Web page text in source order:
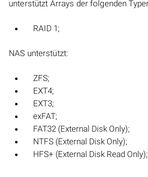
unterstützt Arrays der folgenden
RAID 1;
NAS unterstützt:
ZFS;
EXT4;
EXT3;
exFAT;
FAT32 (External Disk Only);
NTFS (External Disk Only);
HFS+ (External Disk Read Only);